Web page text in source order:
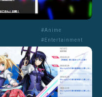
#Anime
#Entertainment